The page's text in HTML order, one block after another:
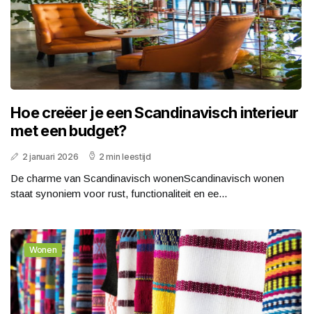
Hoe creëer je een Scandinavisch interieur
met een budget?
2 januari 2026 2 min leestijd
De charme van Scandinavisch wonenScandinavisch wonen
staat synoniem voor rust, functionaliteit en ee...
Wonen